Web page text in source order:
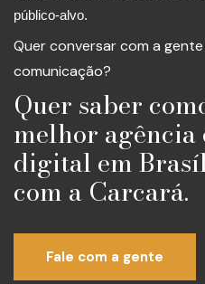
público-alvo.
Quer conversar com a
comunicação?
Quer saber
melhor
digital em
com a Carcará.
Fale com a gente